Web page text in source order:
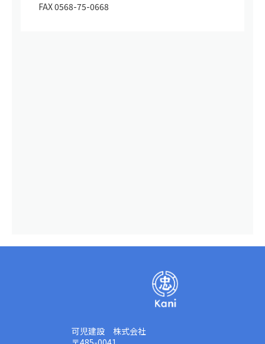
FAX 0568-75-0668
可児建設 株式会社